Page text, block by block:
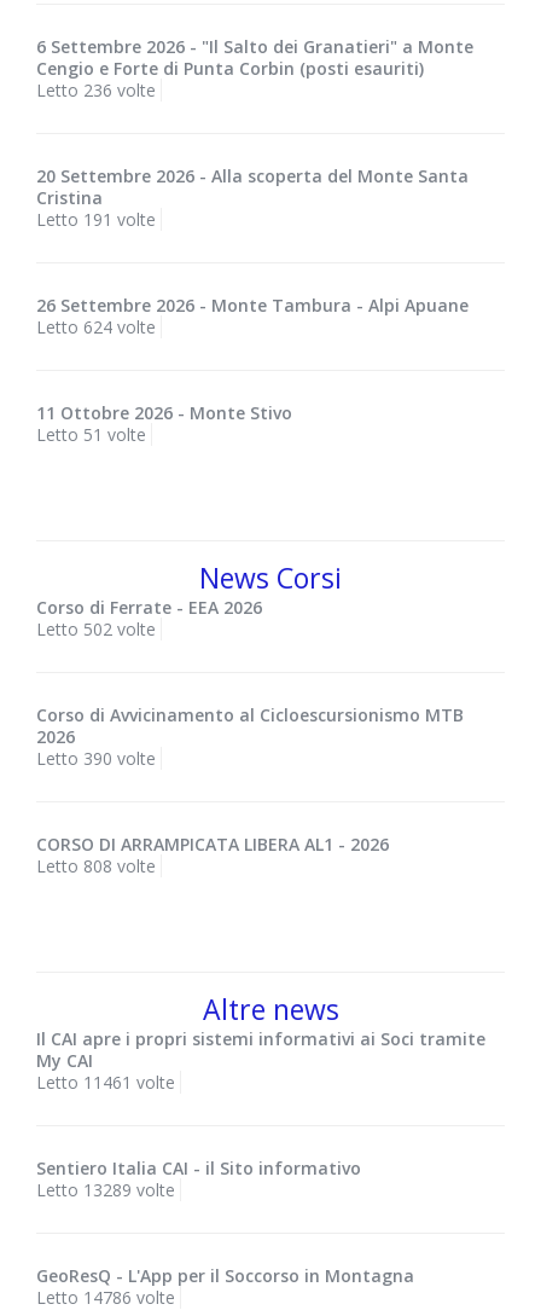
6 Settembre 2026 - "Il Salto dei Granatieri" a Monte
Cengio e Forte di Punta Corbin (posti esauriti)
Letto 236 volte
20 Settembre 2026 - Alla scoperta del Monte Santa
Cristina
Letto 191 volte
26 Settembre 2026 - Monte Tambura - Alpi Apuane
Letto 624 volte
11 Ottobre 2026 - Monte Stivo
Letto 51 volte
News Corsi
Corso di Ferrate - EEA 2026
Letto 502 volte
Corso di Avvicinamento al Cicloescursionismo MTB
2026
Letto 390 volte
CORSO DI ARRAMPICATA LIBERA AL1 - 2026
Letto 808 volte
Altre news
Il CAI apre i propri sistemi informativi ai Soci tramite
My CAI
Letto 11461 volte
Sentiero Italia CAI - il Sito informativo
Letto 13289 volte
GeoResQ - L'App per il Soccorso in Montagna
Letto 14786 volte